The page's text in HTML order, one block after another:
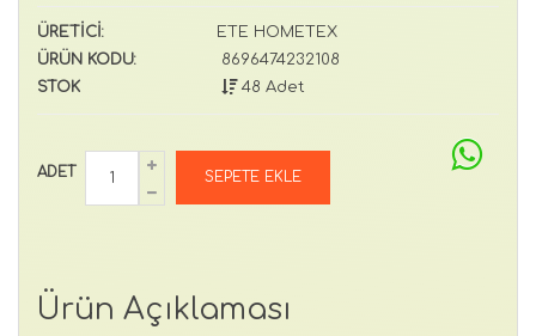
ÜRETİCİ:
ETE HOMETEX
ÜRÜN KODU:
8696474232108
STOK
48 Adet
ADET
Ürün Açıklaması